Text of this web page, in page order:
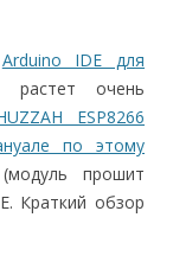
Arduino IDE для
очень
ESP8266
по этому
прошит
Краткий обзор